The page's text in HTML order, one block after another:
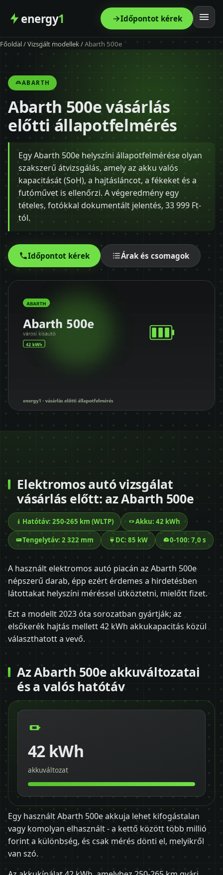
energy1 Időpontot kérek
Főoldal
Szolgáltatás
Árak
Modellek
Kapcsolat
Blog
+36 30 680 7511
Főoldal/Vizsgált modellek/Abarth 500e
ABARTH
Abarth 500e vásárlás
előtti állapotfelmérés
Egy Abarth 500e helyszíni állapotfelmérése olyan
szakszerű átvizsgálás, amely az akku valós
kapacitását (SoH), a hajtásláncot, a fékeket és a
futóművet is ellenőrzi. A végeredmény egy
tételes, fotókkal dokumentált jelentés, 33 999 Ft-
tól.
Időpontot kérek Árak és csomagok
Elektromos autó vizsgálat
vásárlás előtt: az Abarth 500e
Hatótáv: 250-265 km (WLTP) Akku: 42 kWh
Tengelytáv: 2 322 mm DC: 85 kW 0-100: 7,0 s
A használt elektromos autó piacán az Abarth 500e
népszerű darab, épp ezért érdemes a hirdetésben
látottakat helyszíni méréssel ütköztetni, mielőtt fizet.
Ezt a modellt 2023 óta sorozatban gyártják; az
elsőkerék hajtás mellett 42 kWh akkukapacitás közül
választhatott a vevő.
Az Abarth 500e akkuváltozatai
és a valós hatótáv
42 kWh
akkuváltozat
Egy használt Abarth 500e akkuja lehet kifogástalan
vagy komolyan elhasznált - a kettő között több millió
forint a különbség, és csak mérés dönti el, melyikről
van szó.